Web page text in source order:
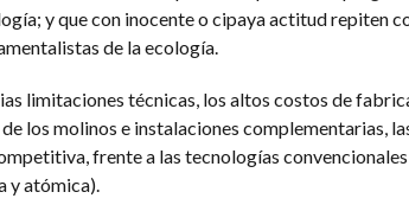
y que con inocente o cipaya actitud repiten
de la ecología.
limitaciones técnicas, los altos costos de
los molinos e instalaciones complementarias,
frente a las tecnologías
y atómica).